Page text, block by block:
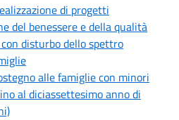
di progetti
del benessere e della qualità
disturbo dello spettro
alle famiglie con minori
al diciassettesimo anno di